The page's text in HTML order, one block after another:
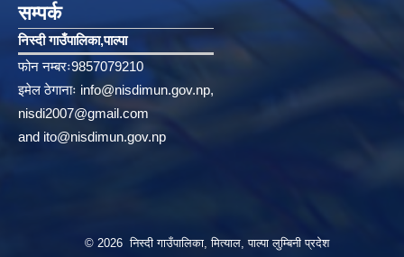
सम्पर्क
निस्दी गाउँपालिका‚पाल्पा
फोन नम्बरः9857079210
इमेल ठेगानाः info@nisdimun.gov.np,
nisdi2007@gmail.com
and ito@nisdimun.gov.np
© 2026 निस्दी गाउँपालिका, मित्याल, पाल्पा लुम्बिनी प्रदेश